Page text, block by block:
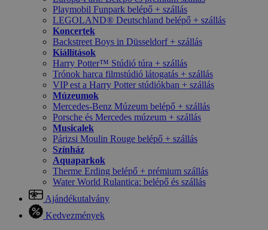
Playmobil Funpark belépő + szállás
LEGOLAND® Deutschland belépő + szállás
Koncertek
Backstreet Boys in Düsseldorf + szállás
Kiállítások
Harry Potter™ Stúdió túra + szállás
Trónok harca filmstúdió látogatás + szállás
VIP est a Harry Potter stúdiókban + szállás
Múzeumok
Mercedes-Benz Múzeum belépő + szállás
Porsche és Mercedes múzeum + szállás
Musicalek
Párizsi Moulin Rouge belépő + szállás
Színház
Aquaparkok
Therme Erding belépő + prémium szállás
Water World Rulantica: belépő és szállás
Ajándékutalvány
Kedvezmények